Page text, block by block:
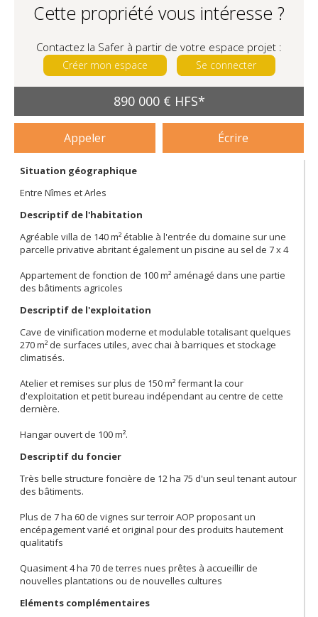
Cette propriété vous intéresse ?
Contactez la Safer à partir de votre espace projet :
Créer mon espace Se connecter
890 000 € HFS*
Appeler Écrire
Situation géographique
Entre Nîmes et Arles
Descriptif de l'habitation
Agréable villa de 140 m² établie à l'entrée du domaine sur une
parcelle privative abritant également un piscine au sel de 7 x 4
Appartement de fonction de 100 m² aménagé dans une partie
des bâtiments agricoles
Descriptif de l'exploitation
Cave de vinification moderne et modulable totalisant quelques
270 m² de surfaces utiles, avec chai à barriques et stockage
climatisés.
Atelier et remises sur plus de 150 m² fermant la cour
d'exploitation et petit bureau indépendant au centre de cette
dernière.
Hangar ouvert de 100 m².
Descriptif du foncier
Très belle structure foncière de 12 ha 75 d'un seul tenant autour
des bâtiments.
Plus de 7 ha 60 de vignes sur terroir AOP proposant un
encépagement varié et original pour des produits hautement
qualitatifs
Quasiment 4 ha 70 de terres nues prêtes à accueillir de
nouvelles plantations ou de nouvelles cultures
Eléments complémentaires